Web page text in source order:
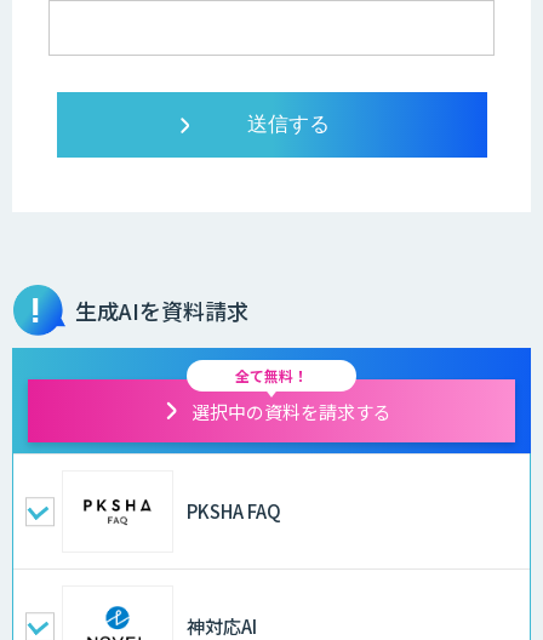
生成AIを資料請求
全て無料！
選択中の資料を請求する
PKSHA FAQ
神対応AI